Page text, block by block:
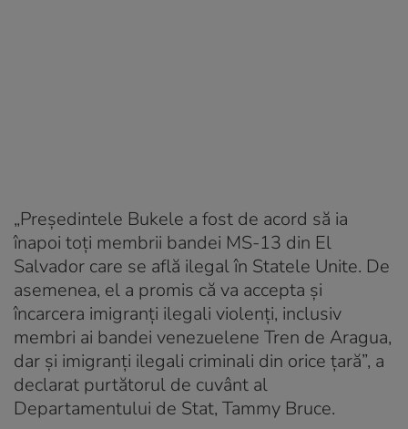
„Președintele Bukele a fost de acord să ia
înapoi toți membrii bandei MS-13 din El
Salvador care se află ilegal în Statele Unite. De
asemenea, el a promis că va accepta și
încarcera imigranți ilegali violenți, inclusiv
membri ai bandei venezuelene Tren de Aragua,
dar și imigranți ilegali criminali din orice țară”, a
declarat purtătorul de cuvânt al
Departamentului de Stat, Tammy Bruce.